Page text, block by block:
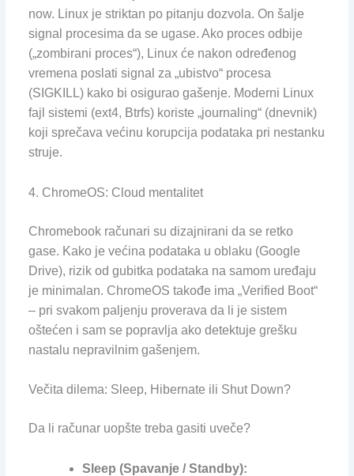
now. Linux je striktan po pitanju dozvola. On šalje
signal procesima da se ugase. Ako proces odbije
(„zombirani proces“), Linux će nakon određenog
vremena poslati signal za „ubistvo“ procesa
(SIGKILL) kako bi osigurao gašenje. Moderni Linux
fajl sistemi (ext4, Btrfs) koriste „journaling“ (dnevnik)
koji sprečava većinu korupcija podataka pri nestanku
struje.
4. ChromeOS: Cloud mentalitet
Chromebook računari su dizajnirani da se retko
gase. Kako je većina podataka u oblaku (Google
Drive), rizik od gubitka podataka na samom uređaju
je minimalan. ChromeOS takođe ima „Verified Boot“
– pri svakom paljenju proverava da li je sistem
oštećen i sam se popravlja ako detektuje grešku
nastalu nepravilnim gašenjem.
Večita dilema: Sleep, Hibernate ili Shut Down?
Da li računar uopšte treba gasiti uveče?
Sleep (Spavanje / Standby):